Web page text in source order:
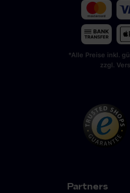
*Alle Preise inkl.
zzgl.
Partners